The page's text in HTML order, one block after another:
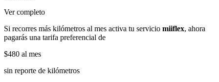
Ver completo
Si recorres más kilómetros al mes activa tu servicio miiflex, ahora
pagarás una tarifa preferencial de
$480 al mes
sin reporte de kilómetros